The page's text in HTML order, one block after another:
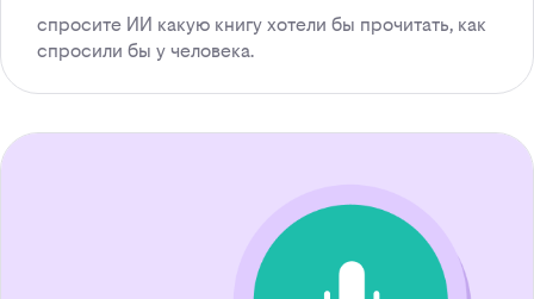
спросите ИИ какую книгу хотели бы прочитать, как
спросили бы у человека.